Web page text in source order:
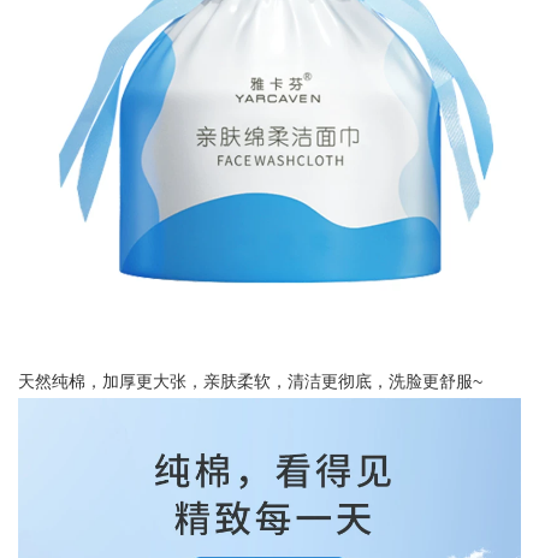
天然纯棉，加厚更大张，亲肤柔软，清洁更彻底，洗脸更舒服~